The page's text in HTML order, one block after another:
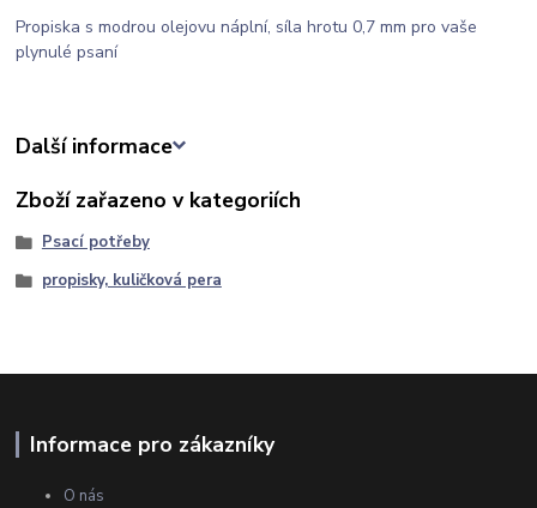
Propiska s modrou olejovu náplní, síla hrotu 0,7 mm pro vaše
plynulé psaní
Další informace
Zboží zařazeno v kategoriích
Psací potřeby
propisky, kuličková pera
Informace pro zákazníky
O nás